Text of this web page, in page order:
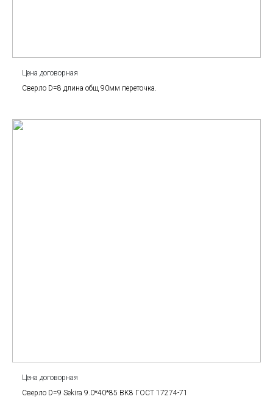
Цена договорная
Сверло D=8 длина общ 90мм переточка.
Цена договорная
Сверло D=9 Sekira 9.0*40*85 BK8 ГОСТ 17274-71